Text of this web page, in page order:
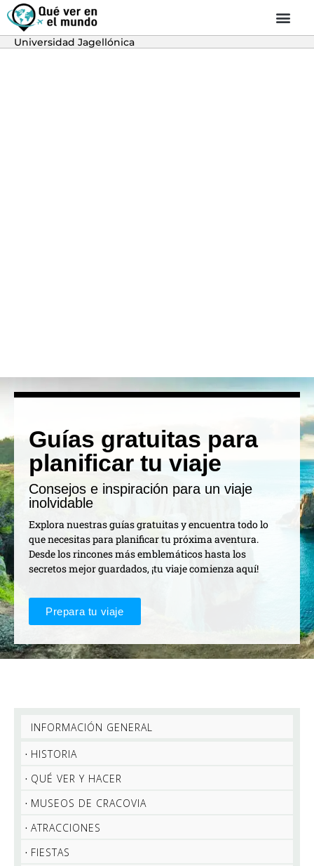
Universidad Jagellónica
Guías gratuitas para
planificar tu viaje
Consejos e inspiración para un viaje
inolvidable
Explora nuestras guías gratuitas y encuentra todo lo
que necesitas para planificar tu próxima aventura.
Desde los rincones más emblemáticos hasta los
secretos mejor guardados, ¡tu viaje comienza aquí!
Prepara tu viaje
INFORMACIÓN GENERAL
HISTORIA
QUÉ VER Y HACER
MUSEOS DE CRACOVIA
ATRACCIONES
FIESTAS